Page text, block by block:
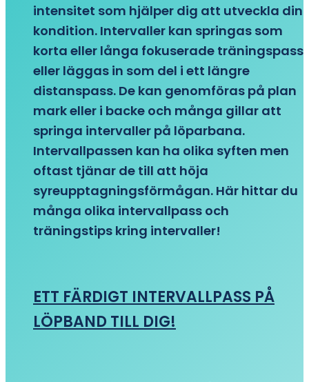
intensitet som hjälper dig att utveckla din
kondition. Intervaller kan springas som
korta eller långa fokuserade träningspass
eller läggas in som del i ett längre
distanspass. De kan genomföras på plan
mark eller i backe och många gillar att
springa intervaller på löparbana.
Intervallpassen kan ha olika syften men
oftast tjänar de till att höja
syreupptagningsförmågan. Här hittar du
många olika intervallpass och
träningstips kring intervaller!
ETT FÄRDIGT INTERVALLPASS PÅ
LÖPBAND TILL DIG!